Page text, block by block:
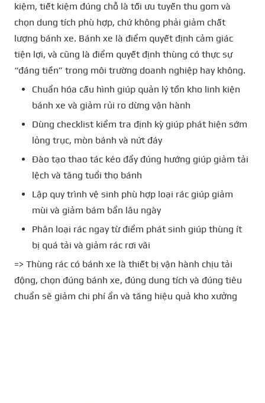
kiệm, tiết kiệm đúng chỗ là tối ưu tuyến thu gom và
chọn dung tích phù hợp, chứ không phải giảm chất
lượng bánh xe. Bánh xe là điểm quyết định cảm giác
tiện lợi, và cũng là điểm quyết định thùng có thực sự
“đáng tiền” trong môi trường doanh nghiệp hay không.
Chuẩn hóa cấu hình giúp quản lý tồn kho linh kiện
bánh xe và giảm rủi ro dừng vận hành
Dùng checklist kiểm tra định kỳ giúp phát hiện sớm
lỏng trục, mòn bánh và nứt đáy
Đào tạo thao tác kéo đẩy đúng hướng giúp giảm tải
lệch và tăng tuổi thọ bánh
Lập quy trình vệ sinh phù hợp loại rác giúp giảm
mùi và giảm bám bẩn lâu ngày
Phân loại rác ngay từ điểm phát sinh giúp thùng ít
bị quá tải và giảm rác rơi vãi
=> Thùng rác có bánh xe là thiết bị vận hành chịu tải
động, chọn đúng bánh xe, đúng dung tích và đúng tiêu
chuẩn sẽ giảm chi phí ẩn và tăng hiệu quả kho xưởng